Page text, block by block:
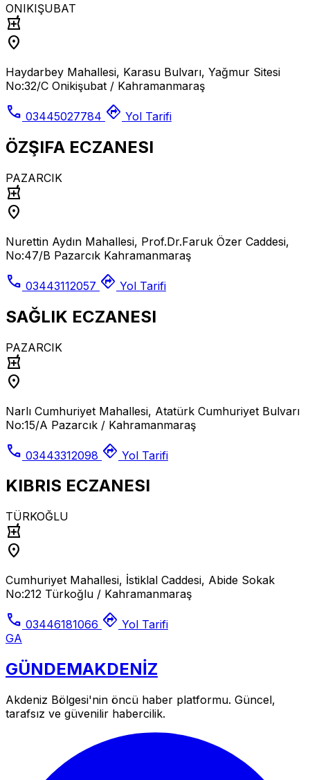
ONIKIŞUBAT
local_pharmacy
location_on
Haydarbey Mahallesi, Karasu Bulvarı, Yağmur Sitesi
No:32/C Onikişubat / Kahramanmaraş
call 03445027784 directions Yol Tarifi
ÖZŞIFA ECZANESI
PAZARCIK
local_pharmacy
location_on
Nurettin Aydın Mahallesi, Prof.Dr.Faruk Özer Caddesi,
No:47/B Pazarcık Kahramanmaraş
call 03443112057 directions Yol Tarifi
SAĞLIK ECZANESI
PAZARCIK
local_pharmacy
location_on
Narlı Cumhuriyet Mahallesi, Atatürk Cumhuriyet Bulvarı
No:15/A Pazarcık / Kahramanmaraş
call 03443312098 directions Yol Tarifi
KIBRIS ECZANESI
TÜRKOĞLU
local_pharmacy
location_on
Cumhuriyet Mahallesi, İstiklal Caddesi, Abide Sokak
No:212 Türkoğlu / Kahramanmaraş
call 03446181066 directions Yol Tarifi
GA
GÜNDEMAKDENİZ
Akdeniz Bölgesi'nin öncü haber platformu. Güncel,
tarafsız ve güvenilir habercilik.